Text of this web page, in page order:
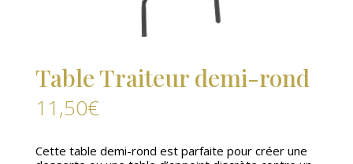
Table Traiteur demi-rond
11,50€
Cette table demi-rond est parfaite pour créer une